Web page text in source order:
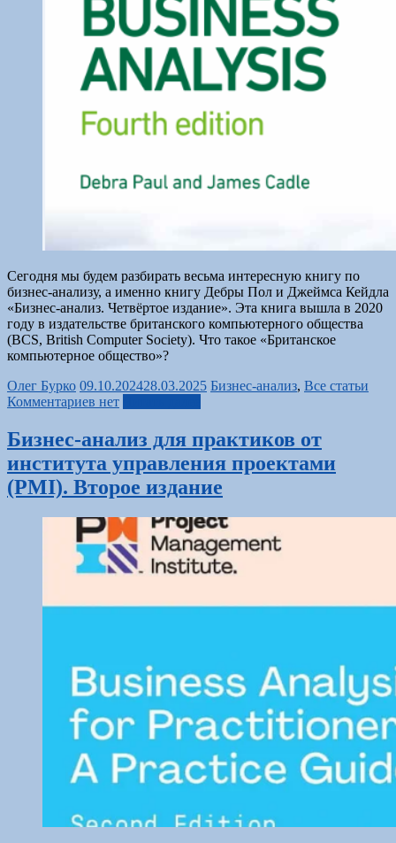
Сегодня мы будем разбирать весьма интересную книгу по
бизнес-анализу, а именно книгу Дебры Пол и Джеймса Кейдла
«Бизнес-анализ. Четвёртое издание». Эта книга вышла в 2020
году в издательстве британского компьютерного общества
(BCS, British Computer Society). Что такое «Британское
компьютерное общество»?
Олег Бурко 09.10.202428.03.2025 Бизнес-анализ, Все статьи
Комментариев нет
Бизнес-анализ для практиков от
института управления проектами
(PMI). Второе издание